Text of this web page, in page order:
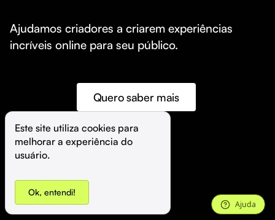
Ajudamos criadores a criarem experiências
incríveis online para seu público.
Quero saber mais
©️ Hubla Tecnologia Ltda • 2026
Este site utiliza cookies para
melhorar a experiência do
usuário.
Ok, entendi!
Ajuda